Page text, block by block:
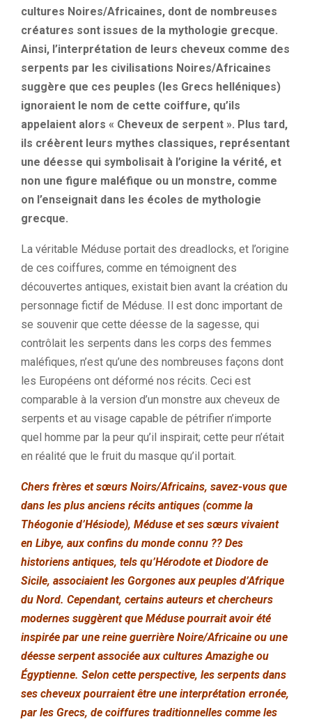
cultures Noires/Africaines, dont de nombreuses
créatures sont issues de la mythologie grecque.
Ainsi, l’interprétation de leurs cheveux comme des
serpents par les civilisations Noires/Africaines
suggère que ces peuples (les Grecs helléniques)
ignoraient le nom de cette coiffure, qu’ils
appelaient alors « Cheveux de serpent ». Plus tard,
ils créèrent leurs mythes classiques, représentant
une déesse qui symbolisait à l’origine la vérité, et
non une figure maléfique ou un monstre, comme
on l’enseignait dans les écoles de mythologie
grecque.
La véritable Méduse portait des dreadlocks, et l’origine
de ces coiffures, comme en témoignent des
découvertes antiques, existait bien avant la création du
personnage fictif de Méduse. Il est donc important de
se souvenir que cette déesse de la sagesse, qui
contrôlait les serpents dans les corps des femmes
maléfiques, n’est qu’une des nombreuses façons dont
les Européens ont déformé nos récits. Ceci est
comparable à la version d’un monstre aux cheveux de
serpents et au visage capable de pétrifier n’importe
quel homme par la peur qu’il inspirait; cette peur n’était
en réalité que le fruit du masque qu’il portait.
Chers frères et sœurs Noirs/Africains, savez-vous que
dans les plus anciens récits antiques (comme la
Théogonie d’Hésiode), Méduse et ses sœurs vivaient
en Libye, aux confins du monde connu ?? Des
historiens antiques, tels qu’Hérodote et Diodore de
Sicile, associaient les Gorgones aux peuples d’Afrique
du Nord. Cependant, certains auteurs et chercheurs
modernes suggèrent que Méduse pourrait avoir été
inspirée par une reine guerrière Noire/Africaine ou une
déesse serpent associée aux cultures Amazighe ou
Égyptienne. Selon cette perspective, les serpents dans
ses cheveux pourraient être une interprétation erronée,
par les Grecs, de coiffures traditionnelles comme les